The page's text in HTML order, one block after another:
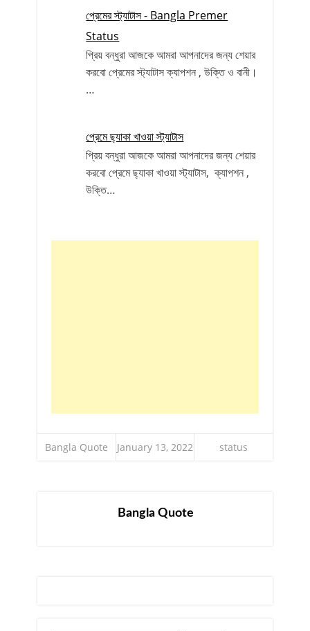
প্রেমের স্ট্যাটাস - Bangla Premer
Status
প্রিয় বন্ধুরা আজকে আমরা আপনাদের জন্য শেয়ার
করবো প্রেমের স্ট্যাটাস ক্যাপশন , উক্তি ও বানী।
…
প্রেমে ছ্যাকা খাওয়া স্ট্যাটাস
প্রিয় বন্ধুরা আজকে আমরা আপনাদের জন্য শেয়ার
করবো প্রেমে ছ্যাকা খাওয়া স্ট্যাটাস, ক্যাপশন ,
উক্তি…
Bangla Quote January 13, 2022 status
Bangla Quote